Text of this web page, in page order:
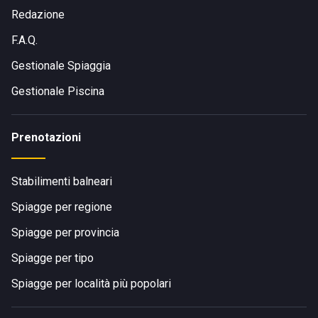
Redazione
F.A.Q.
Gestionale Spiaggia
Gestionale Piscina
Prenotazioni
Stabilimenti balneari
Spiagge per regione
Spiagge per provincia
Spiagge per tipo
Spiagge per località più popolari